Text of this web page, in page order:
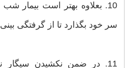
10. بعلاوه بهتر است بیمار
سر خود بگذارد تا از گرفتگی
11. در ضمن نکشیدن سیگار